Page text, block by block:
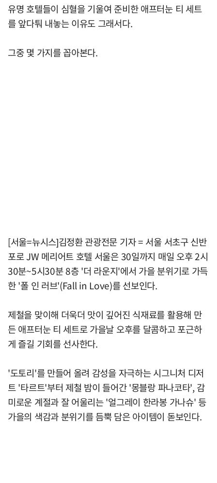
유명 호텔들이 심혈을 기울여 준비한 애프터눈 티 세트
를 앞다퉈 내놓는 이유도 그래서다.
그중 몇 가지를 꼽아본다.
[서울=뉴시스]김정환 관광전문 기자 = 서울 서초구 신반
포로 JW 메리어트 호텔 서울은 30일까지 매일 오후 2시
30분~5시30분 8층 '더 라운지'에서 가을 분위기로 가득
한 '폴 인 러브'(Fall in Love)를 선보인다.
제철을 맞이해 더욱더 맛이 깊어진 식재료를 활용해 만
든 애프터눈 티 세트로 가을날 오후를 달콤하고 포근하
게 즐길 기회를 선사한다.
'도토리'를 만들어 올려 감성을 자극하는 시그니처 디저
트 '타르트'부터 제철 밤이 들어간 '몽블랑 파나코타', 감
미로운 계절과 잘 어울리는 '얼그레이 한라봉 가나슈' 등
가을의 색감과 분위기를 듬뿍 담은 아이템이 돋보인다.